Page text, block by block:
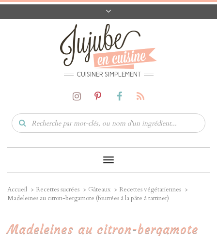
CONTACT
CODES PROMO
MATÉRIEL
CUISINER SIMPLEMENT
Toggle
Navigation
Accueil Recettes sucrées Gâteaux
Recettes végétariennes
Madeleines au citron-bergamote (fourrées à la pâte à tartiner)
Madeleines au citron-bergamote